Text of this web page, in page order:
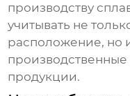
производству
учитывать не
расположение, но
продукции.